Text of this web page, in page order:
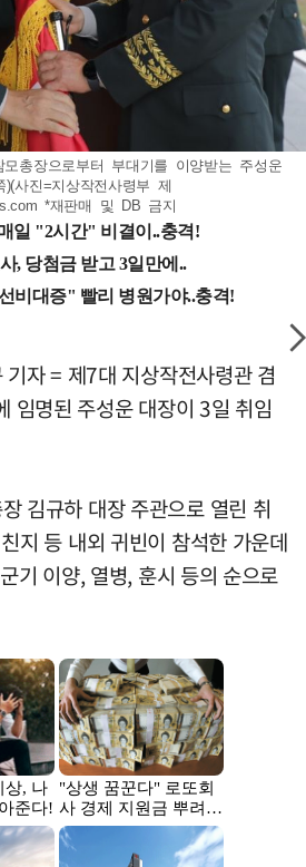
모총장으로부터 부대기를 이양받는 주성운
사진=지상작전사령부 제
*재판매 및 DB 금지
자 = 제7대 지상작전사령관 겸
임명된 주성운 대장이 3일 취임
김규하 대장 주관으로 열린 취
지 등 내외 귀빈이 참석한 가운데
기 이양, 열병, 훈시 등의 순으로